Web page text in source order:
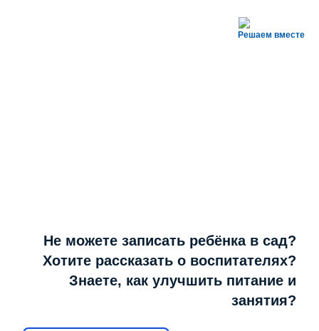
Решаем вместе
Не можете записать ребёнка в сад?
Хотите рассказать о воспитателях?
Знаете, как улучшить питание и
занятия?